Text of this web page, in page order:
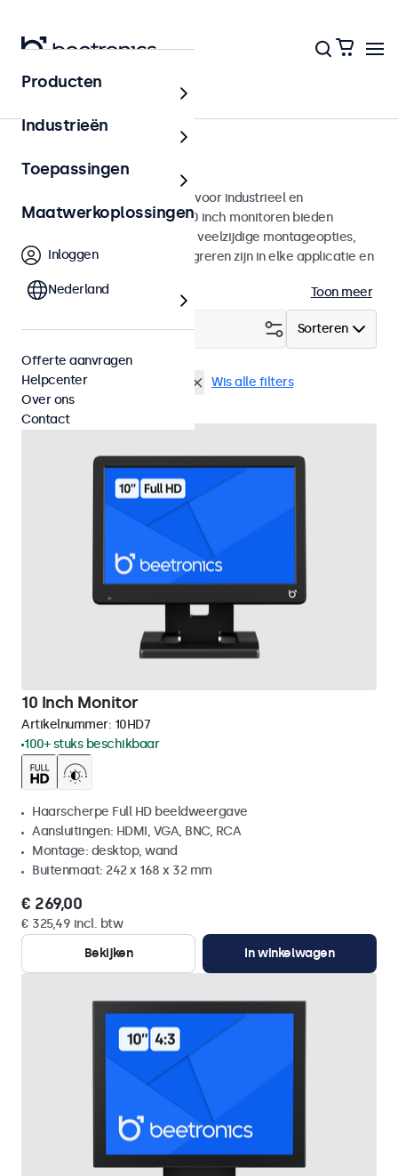
Monitoren
10 inch monitoren
10 inch monitoren ontworpen voor industrieel en
commercieel gebruik. Deze 10 inch monitoren bieden
diverse videoaansluitingen en veelzijdige montageopties,
waarmee ze naadloos te integreren zijn in elke applicatie en
Toon meer
Sorteren
Filter (3)
10 inch monitoren Wis alle filters
10 Inch Monitor
Artikelnummer: 10HD7
100+ stuks beschikbaar
Haarscherpe Full HD beeldweergave
Aansluitingen: HDMI, VGA, BNC, RCA
Montage: desktop, wand
Buitenmaat: 242 x 168 x 32 mm
€ 269,00
€ 325,49 incl. btw
Bekijken
In winkelwagen
Producten
Industrieën
Toepassingen
Maatwerkoplossingen
Inloggen
Nederland
Offerte aanvragen
Helpcenter
Over ons
Contact